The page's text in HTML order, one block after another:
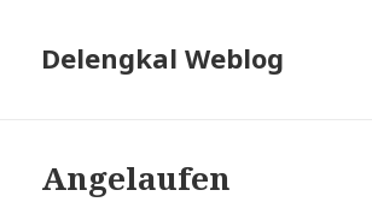
Delengkal Weblog
Angelaufen